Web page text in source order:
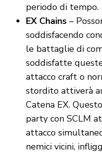
periodo di tempo.
EX Chains–
soddisfacendo
le battaglie di
soddisfatte
attacco craft o
stordito attiverà
Catena EX.
party con SCLM
attacco
nemici vicini,